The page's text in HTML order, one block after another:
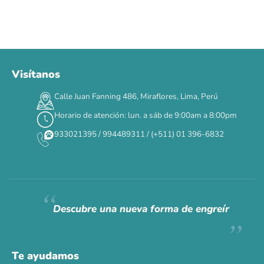
Visítanos
Calle Juan Fanning 486, Miraflores, Lima, Perú
Horario de atención: lun. a sáb de 9:00am a 8:00pm
933021395 / 994489311 / (+511) 01 396-6832
Descubre una nueva forma de engreír
Te ayudamos